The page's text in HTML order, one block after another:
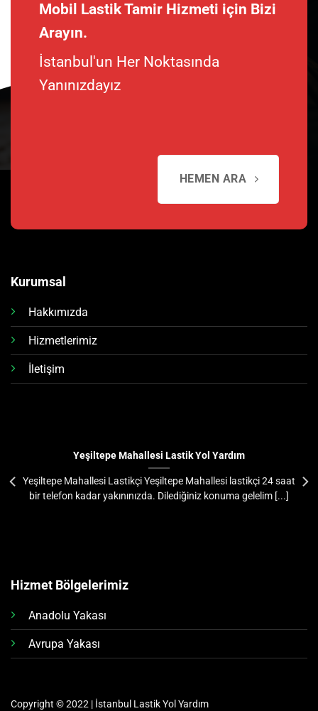
Mobil Lastik Tamir Hizmeti için Bizi
Arayın.
İstanbul'un Her Noktasında
Yanınızdayız
HEMEN ARA
Kurumsal
Hakkımızda
Hizmetlerimiz
İletişim
Yeşiltepe Mahallesi Lastik Yol Yardım
Yeşiltepe Mahallesi Lastikçi Yeşiltepe Mahallesi lastikçi 24 saat
bir telefon kadar yakınınızda. Dilediğiniz konuma gelelim [...]
Hizmet Bölgelerimiz
Anadolu Yakası
Avrupa Yakası
Copyright © 2022 | İstanbul Lastik Yol Yardım